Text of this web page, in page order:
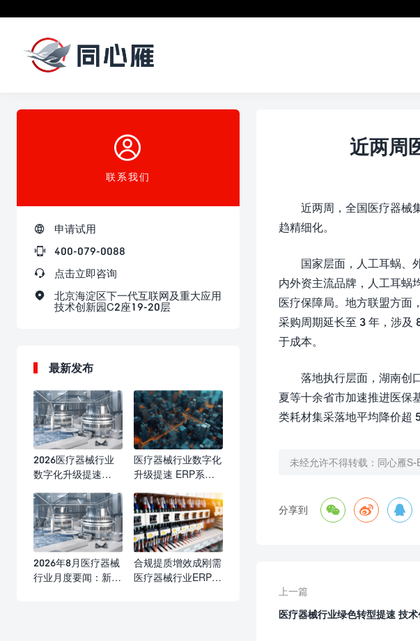
近两周
近两周，全国医疗器械
趋精细化。
国家层面，人工耳蜗、
内外资主流品牌，人工耳蜗
医疗保障局。地方联盟方面
采购周期延长至 3 年，涉及
于成本。
落地执行层面，湖南创
夏等十余省市加速推进医保
类耗材集采落地平均降价超
未经允许不得转载： 同心雁S-
分享到   
上一篇
医疗器械行业绿色转型提速 技

联系我们

申请试用

400-079-0088

点击立即咨询

北京海淀区下一代互联网及重大应用
技术创新园C2座19-20层
最新发布
2026医疗器械行业
数字化升级提速
管理核心标配
医疗器械行业数字化
升级提速 ERP系统
发展
2026年8月医疗器械
行业月度要闻：新规
合规提质增效成刚需
医疗器械行业ERP数